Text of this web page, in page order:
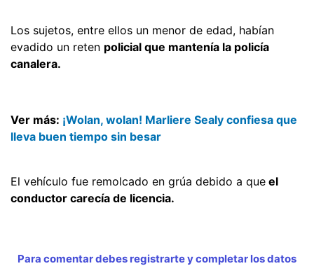
Los sujetos, entre ellos un menor de edad, habían
evadido un reten policial que mantenía la policía
canalera.
Ver más: ¡Wolan, wolan! Marliere Sealy confiesa que
lleva buen tiempo sin besar
El vehículo fue remolcado en grúa debido a que el
conductor carecía de licencia.
Para comentar debes registrarte y completar los datos